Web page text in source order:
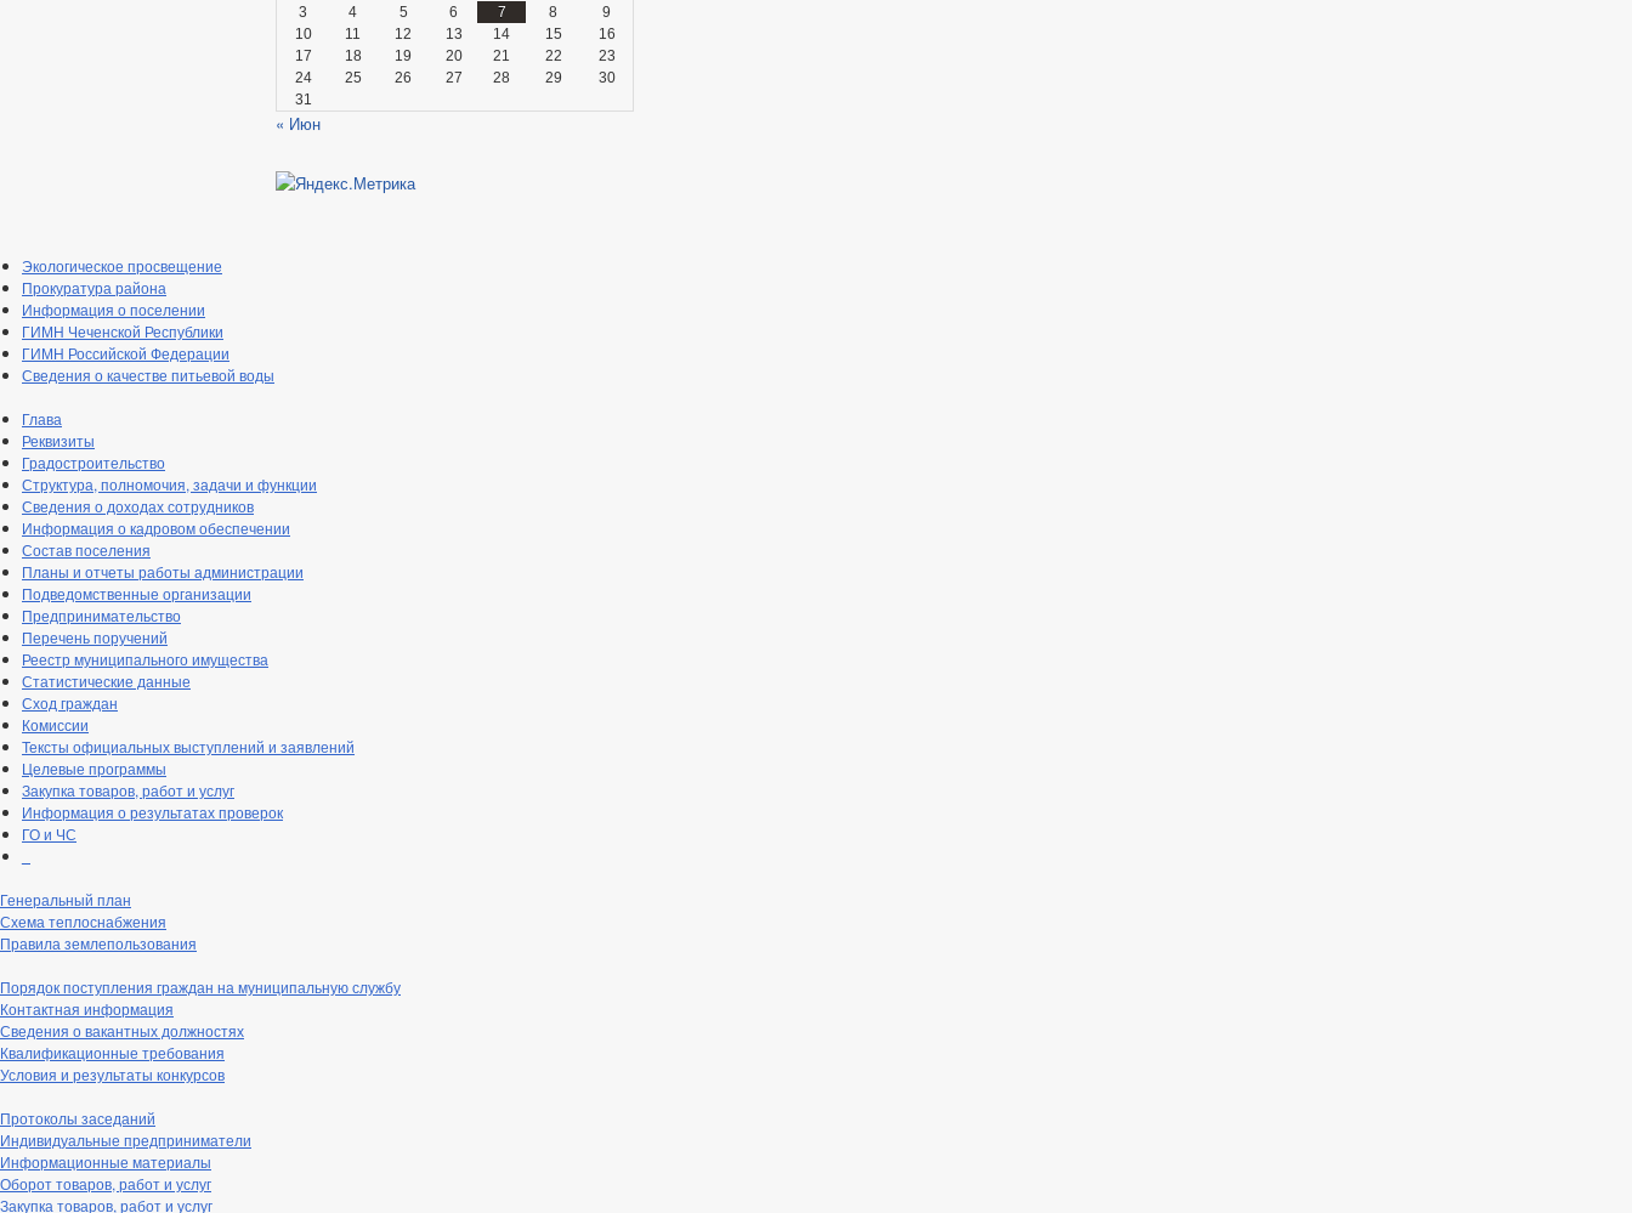
3
4 5 6 7 8
9
10
11 12 13 14 15
16
17
18 19 20 21 22
23
24
25 26 27 28 29
30
31
« Июн
Экологическое просвещение
Прокуратура района
Информация о поселении
ГИМН Чеченской Республики
ГИМН Российской Федерации
Сведения о качестве питьевой воды
Глава
Реквизиты
Градостроительство
Структура, полномочия, задачи и функции
Сведения о доходах сотрудников
Информация о кадровом обеспечении
Состав поселения
Планы и отчеты работы администрации
Подведомственные организации
Предпринимательство
Перечень поручений
Реестр муниципального имущества
Статистические данные
Сход граждан
Комиссии
Тексты официальных выступлений и заявлений
Целевые программы
Закупка товаров, работ и услуг
Информация о результатах проверок
ГО и ЧС
Генеральный план
Схема теплоснабжения
Правила землепользования
Порядок поступления граждан на муниципальную службу
Контактная информация
Сведения о вакантных должностях
Квалификационные требования
Условия и результаты конкурсов
Протоколы заседаний
Индивидуальные предприниматели
Информационные материалы
Оборот товаров, работ и услуг
Закупка товаров, работ и услуг